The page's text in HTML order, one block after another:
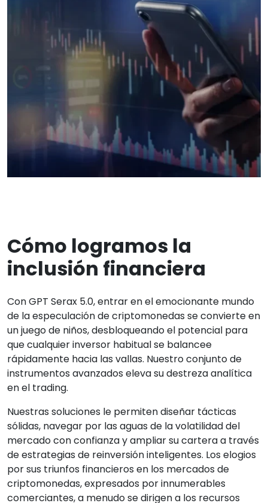
Cómo logramos la
inclusión financiera
Con GPT Serax 5.0, entrar en el emocionante mundo
de la especulación de criptomonedas se convierte en
un juego de niños, desbloqueando el potencial para
que cualquier inversor habitual se balancee
rápidamente hacia las vallas. Nuestro conjunto de
instrumentos avanzados eleva su destreza analítica
en el trading.
Nuestras soluciones le permiten diseñar tácticas
sólidas, navegar por las aguas de la volatilidad del
mercado con confianza y ampliar su cartera a través
de estrategias de reinversión inteligentes. Los elogios
por sus triunfos financieros en los mercados de
criptomonedas, expresados por innumerables
comerciantes, a menudo se dirigen a los recursos